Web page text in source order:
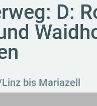
D:
bis Mariazell